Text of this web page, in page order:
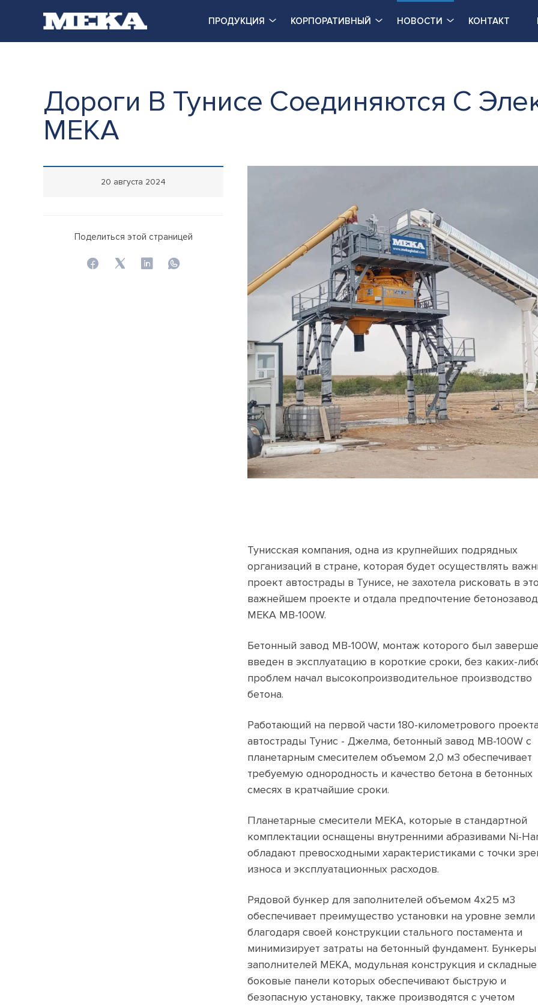
ПРОДУКЦИЯ КОРПОРАТИВНЫЙ НОВОСТИ КОНТАКТ
Дороги В Тунисе Соединяются С
MEKA
Тунисская компания, одна из крупнейших подрядных
организаций в стране, которая будет осуществлять
проект автострады в Тунисе, не захотела рисковать в
важнейшем проекте и отдала предпочтение
MEKA MB-100W.
Бетонный завод MB-100W, монтаж которого был
введен в эксплуатацию в короткие сроки, без каких-
проблем начал высокопроизводительное производство
бетона.
Работающий на первой части 180-километрового проекта
автострады Тунис - Джелма, бетонный завод MB-100W с
планетарным смесителем объемом 2,0 м3 обеспечивает
требуемую однородность и качество бетона в бетонных
смесях в кратчайшие сроки.
Планетарные смесители MEKA, которые в стандартной
комплектации оснащены внутренними абразивами Ni-
обладают превосходными характеристиками с точки
износа и эксплуатационных расходов.
Рядовой бункер для заполнителей объемом 4x25 м3
обеспечивает преимущество установки на уровне земли
благодаря своей конструкции стального постамента и
минимизирует затраты на бетонный фундамент.
заполнителей MEKA, модульная конструкция и складные
боковые панели которых обеспечивают быструю и
безопасную установку, также производятся с учетом
20 августа 2024
Поделиться этой страницей